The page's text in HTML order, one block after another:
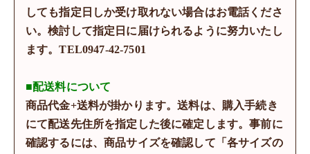
しても指定日しか受け取れない場合はお電話くださ
い。検討して指定日に届けられるように努力いたし
ます。TEL0947-42-7501
■配送料について
商品代金+送料が掛かります。送料は、購入手続き
にて配送先住所を指定した後に確定します。事前に
確認するには、商品サイズを確認して「各サイズの